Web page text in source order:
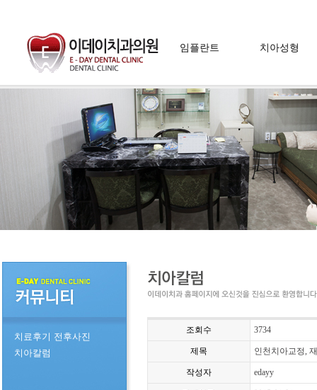
임플란트
임플란트란
임플란트 장점
임플란트 시술방법
임플란트 치료방법
자가치아 뼈이식술
치아성형
라미네이트
치아미백
치료후기 전후사진
치아칼럼
조회수 3734
제목 인천치아교정,
작성자 edayy